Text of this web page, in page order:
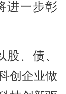
进一步彰
、债、
创企业做